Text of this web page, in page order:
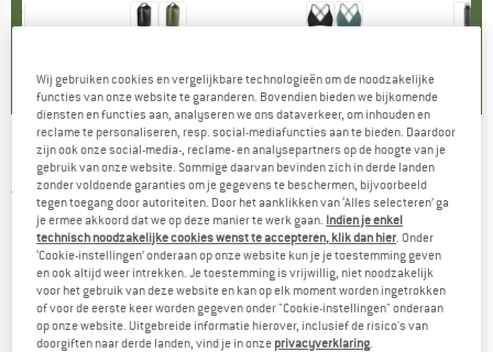
MARTINI -Women's Alpmate Shirt Dynamic -
Top
(0)
Wij gebruiken cookies en vergelijkbare technologieën om de noodzakelijke
functies van onze website te garanderen. Bovendien bieden we bijkomende
diensten en functies aan, analyseren we ons dataverkeer, om inhouden en
reclame te personaliseren, resp. social-mediafuncties aan te bieden. Daardoor
zijn ook onze social-media-, reclame- en analysepartners op de hoogte van je
gebruik van onze website. Sommige daarvan bevinden zich in derde landen
zonder voldoende garanties om je gegevens te beschermen, bijvoorbeeld
tegen toegang door autoriteiten. Door het aanklikken van ‘Alles selecteren’ ga
je ermee akkoord dat we op deze manier te werk gaan. Indien je enkel
technisch noodzakelijke cookies wenst te accepteren, klik dan hier . Onder
‘Cookie-instellingen’ onderaan op onze website kun je je toestemming geven
en ook altijd weer intrekken. Je toestemming is vrijwillig, niet noodzakelijk
voor het gebruik van deze website en kan op elk moment worden ingetrokken
of voor de eerste keer worden gegeven onder "Cookie-instellingen" onderaan
op onze website. Uitgebreide informatie hierover, inclusief de risico's van
doorgiften naar derde landen, vind je in onze privacyverklaring